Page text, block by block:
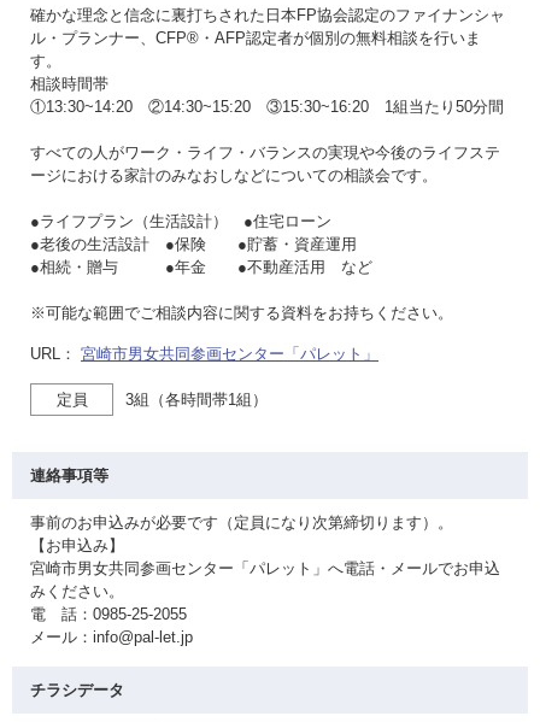
確かな理念と信念に裏打ちされた日本FP協会認定のファイナンシャ
ル・プランナー、CFP®・AFP認定者が個別の無料相談を行いま
す。
相談時間帯
①13:30~14:20 ②14:30~15:20 ③15:30~16:20 1組当たり50分間
すべての人がワーク・ライフ・バランスの実現や今後のライフステ
ージにおける家計のみなおしなどについての相談会です。
●ライフプラン（生活設計） ●住宅ローン
●老後の生活設計 ●保険 ●貯蓄・資産運用
●相続・贈与 ●年金 ●不動産活用 など
※可能な範囲でご相談内容に関する資料をお持ちください。
URL： 宮崎市男女共同参画センター「パレット」
定員 3組（各時間帯1組）
連絡事項等
事前のお申込みが必要です（定員になり次第締切ります）。
【お申込み】
宮崎市男女共同参画センター「パレット」へ電話・メールでお申込
みください。
電 話：0985-25-2055
メール：info@pal-let.jp
チラシデータ